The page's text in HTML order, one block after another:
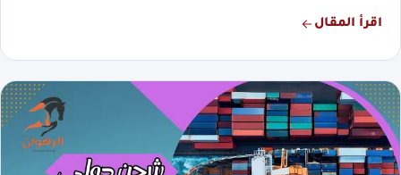
اقرأ المقال